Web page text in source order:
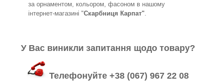
за орнаментом, кольором, фасоном в нашому
інтернет-магазині "Скарбниця Карпат".
У Вас виникли запитання щодо товару?
Телефонуйте +38 (067) 967 22 08